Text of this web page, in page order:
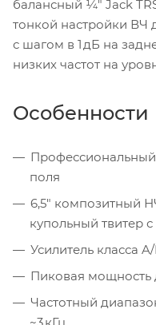
балансный ¼″ Jack
тонкой настройки ВЧ
с шагом в 1 дБ на
низких частот на
Особенности
поля
6,5″ композитный
купольный твитер
Усилитель класса
Пиковая мощность
Частотный